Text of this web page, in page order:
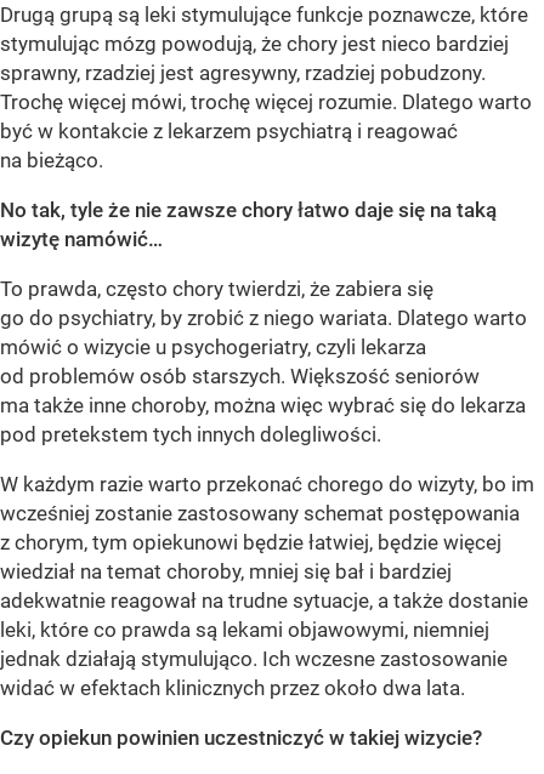
Drugą grupą są leki stymulujące funkcje poznawcze, które
stymulując mózg powodują, że chory jest nieco bardziej
sprawny, rzadziej jest agresywny, rzadziej pobudzony.
Trochę więcej mówi, trochę więcej rozumie. Dlatego warto
być w kontakcie z lekarzem psychiatrą i reagować
na bieżąco.
No tak, tyle że nie zawsze chory łatwo daje się na taką
wizytę namówić…
To prawda, często chory twierdzi, że zabiera się
go do psychiatry, by zrobić z niego wariata. Dlatego warto
mówić o wizycie u psychogeriatry, czyli lekarza
od problemów osób starszych. Większość seniorów
ma także inne choroby, można więc wybrać się do lekarza
pod pretekstem tych innych dolegliwości.
W każdym razie warto przekonać chorego do wizyty, bo im
wcześniej zostanie zastosowany schemat postępowania
z chorym, tym opiekunowi będzie łatwiej, będzie więcej
wiedział na temat choroby, mniej się bał i bardziej
adekwatnie reagował na trudne sytuacje, a także dostanie
leki, które co prawda są lekami objawowymi, niemniej
jednak działają stymulująco. Ich wczesne zastosowanie
widać w efektach klinicznych przez około dwa lata.
Czy opiekun powinien uczestniczyć w takiej wizycie?